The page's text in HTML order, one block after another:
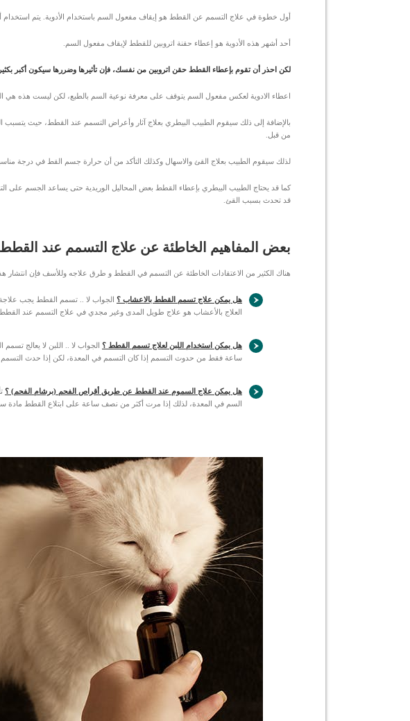
أول خطوة في علاج التسمم عن القطط هو إيقاف مفعول السم باستخدام الأدوية. يتم استخدام
أحد أشهر هذه الأدوية هو إعطاء حقنة اتروبين للقطط لإيقاف مفعول السم.
لكن احذر أن تقوم بإعطاء القطط حقن اتروبين من نفسك، فإن تأثيرها وضررها سيكون أكبر
اعطاء الادوية لعكس مفعول السم يتوقف على معرفة نوعية السم بالطبع، لكن ليست هذه هي
بالإضافة إلى ذلك سيقوم الطبيب البيطري بعلاج آثار وأعراض التسمم عند القطط، حيث يتسبب
من قبل.
لذلك سيقوم الطبيب بعلاج القئ والاسهال وكذلك التأكد من أن حرارة جسم القط في درجة
كما قد يحتاج الطبيب البيطري بإعطاء القطط بعض المحاليل الوريدية حتى يساعد الجسم
قد تحدث بسبب القئ.
بعض المفاهيم الخاطئة عن علاج التسمم عند القطط
هناك الكثير من الاعتقادات الخاطئة عن التسمم في القطط و طرق علاجه وللأسف فإن انتشار
هل يمكن علاج تسمم القطط بالاعشاب ؟ الجواب لا .. تسمم القطط يجب علاجة
العلاج بالأعشاب هو علاج طويل المدى وغير مجدي في علاج التسمم عند القطط
هل يمكن استخدام اللبن لعلاج تسمم القطط ؟ الجواب لا .. اللبن لا يعالج
ساعة فقط من حدوث التسمم إذا كان التسمم في المعدة، لكن إذا حدث التسمم
هل يمكن علاج السموم عند القطط عن طريق أقراص الفحم (برشام الفحم) ؟
السم في المعدة، لذلك إذا مرت أكثر من نصف ساعة على ابتلاع القطط مادة